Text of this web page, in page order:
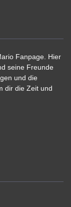
Fanpage. Hier
seine Freunde
und die
dir die Zeit und